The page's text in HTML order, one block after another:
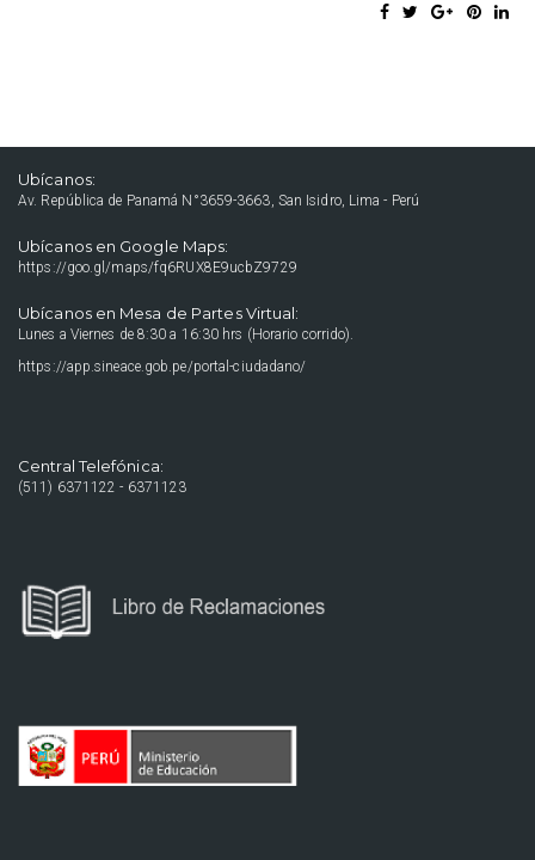
Ubícanos:
Av. República de Panamá N°3659-3663, San Isidro, Lima - Perú
Ubícanos en Google Maps:
https://goo.gl/maps/fq6RUX8E9ucbZ9729
Ubícanos en Mesa de Partes Virtual:
Lunes a Viernes de 8:30 a 16:30 hrs (Horario corrido).
https://app.sineace.gob.pe/portal-ciudadano/
Central Telefónica:
(511) 6371122 - 6371123